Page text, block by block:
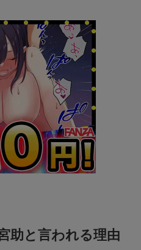
助と言われる理由